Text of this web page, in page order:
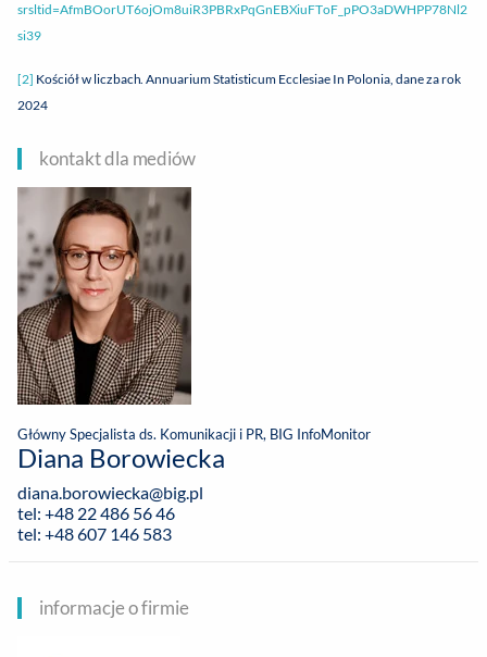
srsltid=AfmBOorUT6ojOm8uiR3PBRxPqGnEBXiuFToF_pPO3aDWHPP78Nl2
si39
[2] Kościół w liczbach. Annuarium Statisticum Ecclesiae In Polonia, dane za rok
2024
kontakt dla mediów
Główny Specjalista ds. Komunikacji i PR, BIG InfoMonitor
Diana Borowiecka
diana.borowiecka@big.pl
tel: +48 22 486 56 46
tel: +48 607 146 583
informacje o firmie